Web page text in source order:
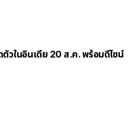
ตัวในอินเดีย 20 ส.ค. พร้อมดีไซน์